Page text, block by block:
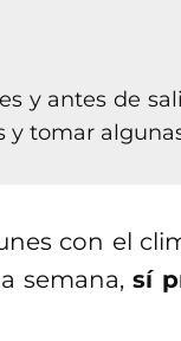
y antes de
y tomar
con el
semana, sí